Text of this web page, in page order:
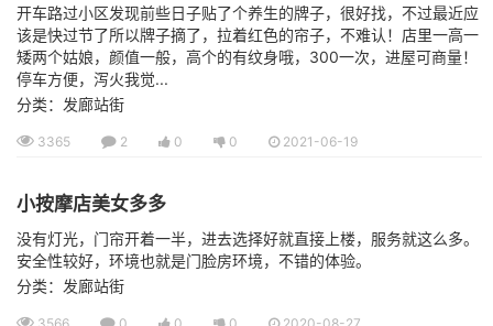
开车路过小区发现前些日子贴了个养生的牌子，很好找，不过最近应
该是快过节了所以牌子摘了，拉着红色的帘子，不难认！店里一高一
矮两个姑娘，颜值一般，高个的有纹身哦，300一次，进屋可商量！
停车方便，泻火我觉...
分类：发廊站街
3365 2 0 0 2021-06-19
小按摩店美女多多
没有灯光，门帘开着一半，进去选择好就直接上楼，服务就这么多。
安全性较好，环境也就是门脸房环境，不错的体验。
分类：发廊站街